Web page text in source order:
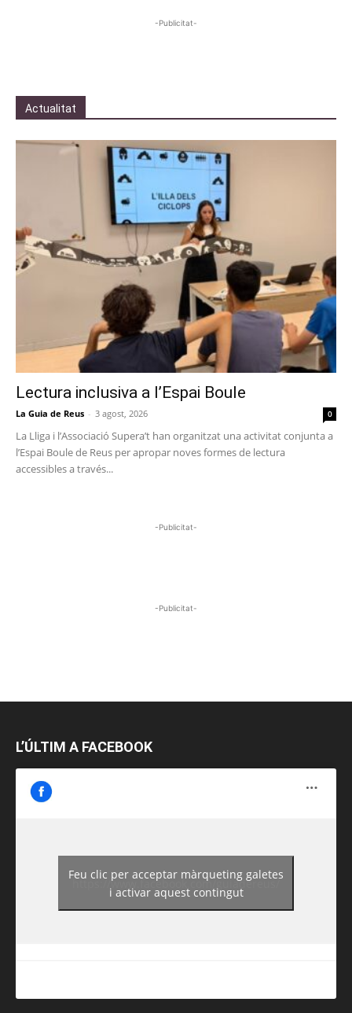
-Publicitat-
Actualitat
Lectura inclusiva a l’Espai Boule
La Guia de Reus - 3 agost, 2026 0
La Lliga i l’Associació Supera’t han organitzat una activitat conjunta a
l’Espai Boule de Reus per apropar noves formes de lectura
accessibles a través...
-Publicitat-
-Publicitat-
L’ÚLTIM A FACEBOOK
https://www.facebook.com/guiadereus/
Feu clic per acceptar màrqueting galetes
i activar aquest contingut